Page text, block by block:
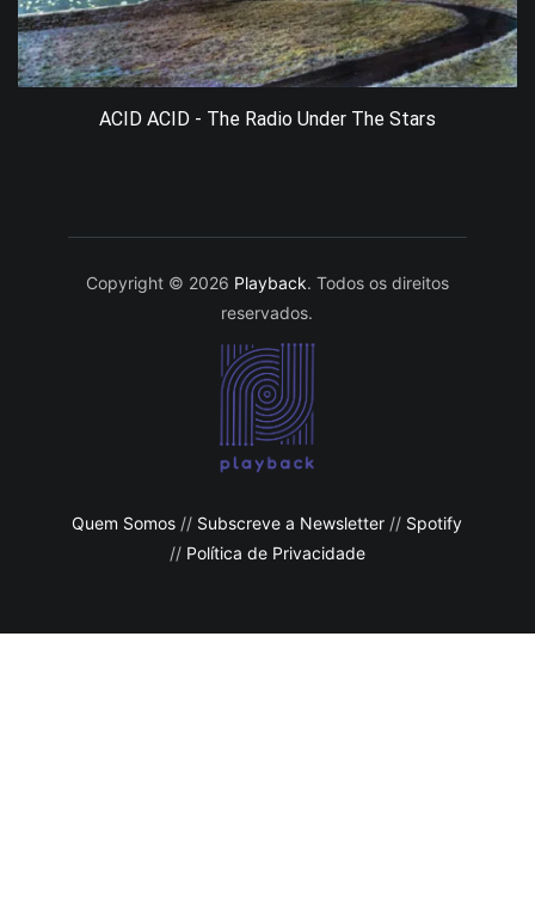
ACID ACID - The Radio Under The Stars
Copyright © 2026 Playback. Todos os direitos
reservados.
Quem Somos // Subscreve a Newsletter // Spotify
// Política de Privacidade